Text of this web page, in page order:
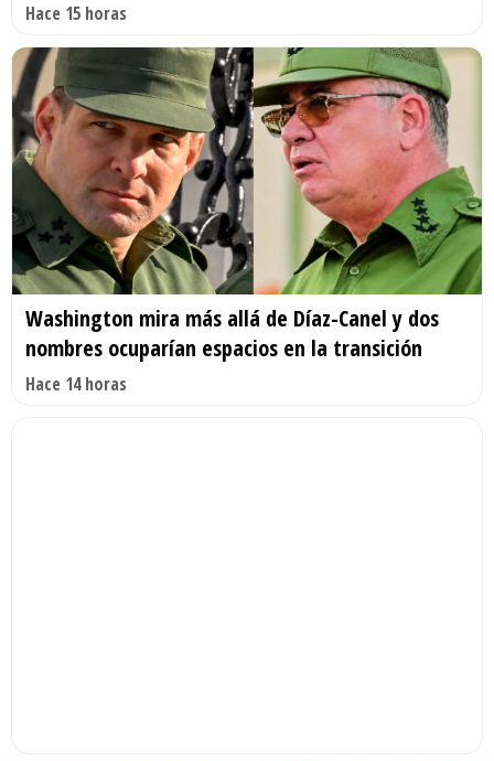
Hace 15 horas
Washington mira más allá de Díaz-Canel y dos
nombres ocuparían espacios en la transición
Hace 14 horas